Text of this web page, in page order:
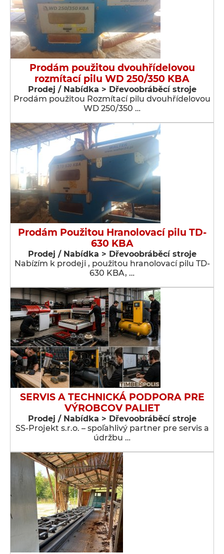
Prodám použitou dvouhřídelovou
rozmítací pilu WD 250/350 KBA
Prodej / Nabídka > Dřevoobráběcí stroje
Prodám použitou Rozmítací pilu dvouhřídelovou
WD 250/350 …
Prodám Použitou Hranolovací pilu TD-
630 KBA
Prodej / Nabídka > Dřevoobráběcí stroje
Nabízím k prodeji , použitou hranolovací pilu TD-
630 KBA, …
SERVIS A TECHNICKÁ PODPORA PRE
VÝROBCOV PALIET
Prodej / Nabídka > Dřevoobráběcí stroje
SS-Projekt s.r.o. – spoľahlivý partner pre servis a
údržbu …